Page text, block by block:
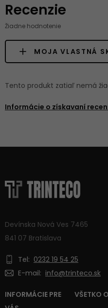
Recenzie
Žiadne hodnotenie
MOJA VLASTNÁ
Tento produkt zatiaľ nemá
Informácie o získavaní
Devínska Nová Ves 7465
841 07 Bratislava
Tel: 0232 19 54 25
E-mail: info@trinteco.sk
INFORMÁCIE PRE
VŠETKO